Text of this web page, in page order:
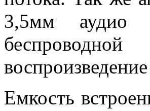
3,5мм аудио
Емкость